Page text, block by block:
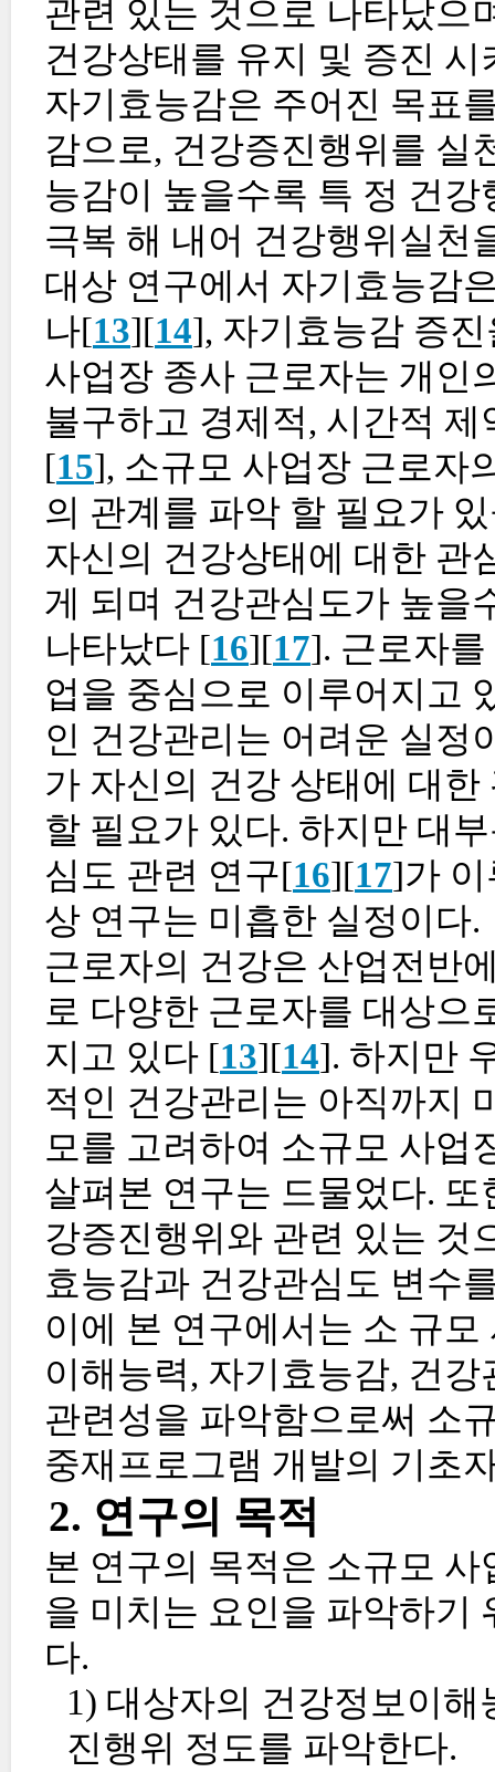
관련 있는 것으로 나타났으
건강상태를 유지 및 증진
자기효능감은 주어진 목표
감으로, 건강증진행위를 실
능감이 높을수록 특 정 건
극복 해 내어 건강행위실천
대상 연구에서 자기효능감
나[13][14], 자기효능감 증
사업장 종사 근로자는 개인
불구하고 경제적, 시간적
[15], 소규모 사업장 근로자
의 관계를 파악 할 필요가
자신의 건강상태에 대한 관
게 되며 건강관심도가 높을
나타났다 [16][17]. 근로자
업을 중심으로 이루어지고
인 건강관리는 어려운 실정
가 자신의 건강 상태에 대
할 필요가 있다. 하지만 대
심도 관련 연구[16][17]가 이
상 연구는 미흡한 실정이다.
근로자의 건강은 산업전반
로 다양한 근로자를 대상으
지고 있다 [13][14]. 하지만
적인 건강관리는 아직까지
모를 고려하여 소규모 사업
살펴본 연구는 드물었다.
강증진행위와 관련 있는 것
효능감과 건강관심도 변수
이에 본 연구에서는 소 규
이해능력, 자기효능감, 건
관련성을 파악함으로써 소
중재프로그램 개발의 기초
2. 연구의 목적
본 연구의 목적은 소규모
을 미치는 요인을 파악하기
다.
1) 대상자의 건강정보이
진행위 정도를 파악한다.